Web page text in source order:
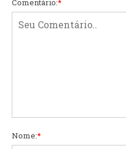
Comentário:*
Nome:*